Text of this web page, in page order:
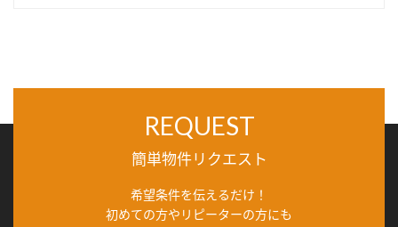
REQUEST
簡単物件リクエスト
希望条件を伝えるだけ！
初めての方やリピーターの方にも